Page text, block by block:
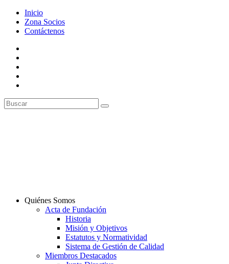
Inicio
Zona Socios
Contáctenos
Quiénes Somos
Acta de Fundación
Historia
Misión y Objetivos
Estatutos y Normatividad
Sistema de Gestión de Calidad
Miembros Destacados